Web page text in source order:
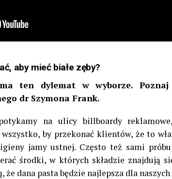
aby mieć białe zęby?
ten dylemat w wyborze.
dr Szymona Frank.
na ulicy billboardy
by przekonać klientów, że to
jamy ustnej. Często też sami
środki, w których składzie znajdują
że dana pasta będzie najlepsza dla naszych